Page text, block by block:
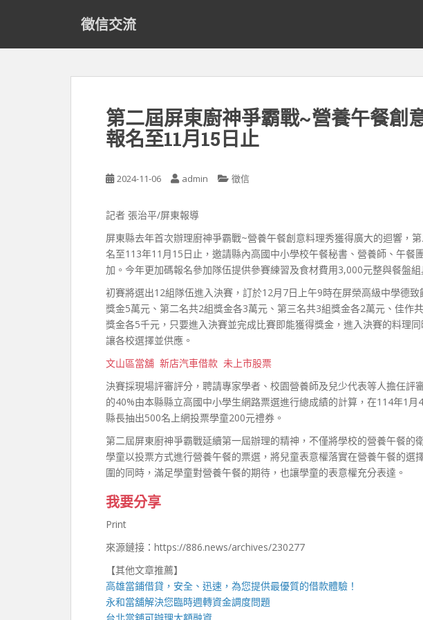
徵信交流
第二屆屏東廚神爭霸戰~營養午餐創
報名至11月15日止
2024-11-06 admin 徵信
記者 張治平/屏東報導
屏東縣去年首次辦理廚神爭霸戰~營養午餐創意料理秀獲得廣大的迴響，
名至113年11月15日止，邀請縣內高國中小學校午餐秘書、營養師、午餐
加。今年更加碼報名參加隊伍提供參賽練習及食材費用3,000元整與餐盤組
初賽將選出12組隊伍進入決賽，訂於12月7日上午9時在屏榮高級中學德
獎金5萬元、第二名共2組獎金各3萬元、第三名共3組獎金各2萬元、佳作
獎金各5千元，只要進入決賽並完成比賽即能獲得獎金，進入決賽的料理
讓各校選擇並供應。
文山區當舖 新店汽車借款 未上市股票
決賽採現場評審評分，聘請專家學者、校園營養師及兒少代表等人擔任評
的40%由本縣縣立高國中小學生網路票選進行總成績的計算，在114年1
縣長抽出500名上網投票學童200元禮券。
第二屆屏東廚神爭霸戰延續第一屆辦理的精神，不僅將學校的營養午餐的
學童以投票方式進行營養午餐的票選，將兒童表意權落實在營養午餐的選
圍的同時，滿足學童對營養午餐的期待，也讓學童的表意權充分表達。
我要分享
Print
來源鏈接：https://886.news/archives/230277
【其他文章推薦】
高雄當鋪借貸，安全、迅速，為您提供最優質的借款體驗！
永和當舖解決您臨時週轉資金調度問題